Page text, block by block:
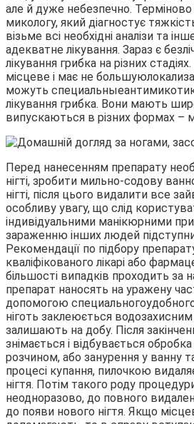
але й дуже небезпечно. Терміново
микологу, який діагностує
візьме всі необхідні аналізи та
адекватне лікування. Зараз є
лікування грибка на різних
місцеве і має не
можуть
лікування грибка. Вони мають
випускаються в різних формах –
Перед нанесенням препарату
нігті, зробити мильно-содову
нігті, після цього видалити все
особливу увагу, що слід
індивідуальними манікюрними
зараженню інших людей
Рекомендації по підбору
кваліфікованого лікарі або
більшості випадків проходить
препарат наносять на уражену
допомогою
ніготь заклеюється
залишають на добу. Після
знімається і відбувається
розчином, або занурення у ванну
процесі купання, пилочкою
нігтя. Потім такого роду
неодноразово, до повного
до появи нового нігтя. Якщо